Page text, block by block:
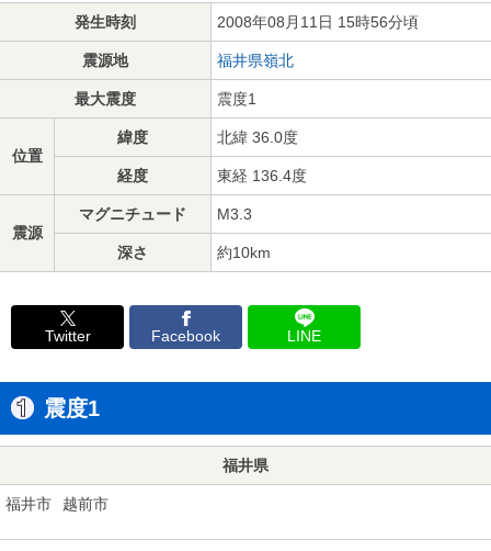
発生時刻 2008年08月11日 15時56分頃
震源地 福井県嶺北
最大震度 震度1
位置
緯度 北緯 36.0度
経度 東経 136.4度
震源
マグニチュード M3.3
深さ 約10km
Twitter Facebook LINE
震度1
福井県
福井市 越前市